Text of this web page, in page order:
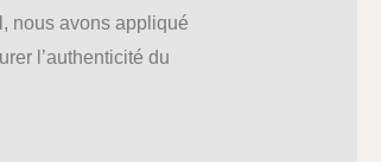
nous avons appliqué
l’authenticité du